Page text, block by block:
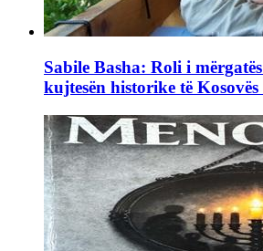
Sabile Basha: Roli i
kujtesën historike të Kosovës